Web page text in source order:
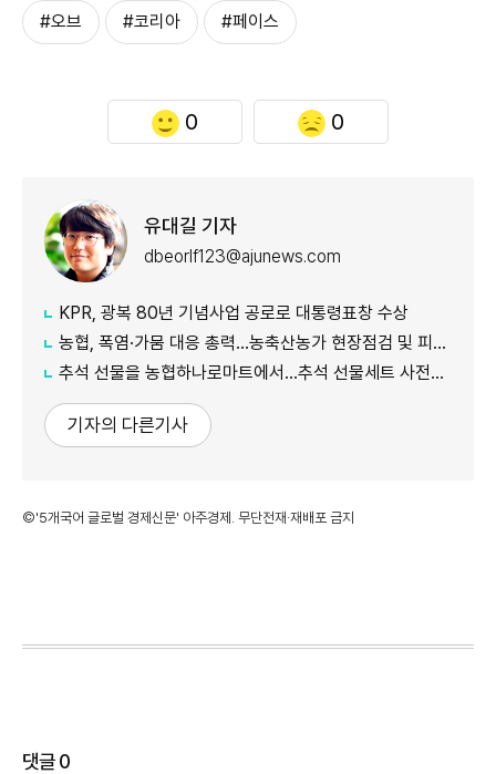
#오브 #코리아 #페이스
0 0
유대길 기자
dbeorlf123@ajunews.com
KPR, 광복 80년 기념사업 공로로 대통령표창 수상
농협, 폭염·가뭄 대응 총력...농축산농가 현장점검 및 피해 예방 강화
추석 선물을 농협하나로마트에서…추석 선물세트 사전예약 실시
기자의 다른기사
©'5개국어 글로벌 경제신문' 아주경제. 무단전재·재배포 금지
댓글0